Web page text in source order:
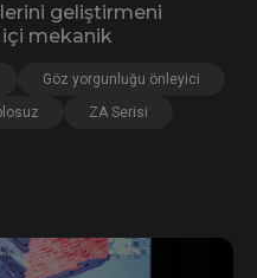
geliştirmeni
mekanik
Göz yorgunluğu önleyici
ZA Serisi